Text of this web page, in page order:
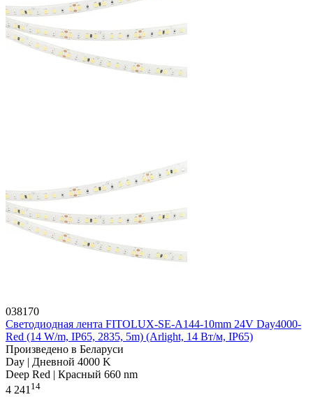
038170
Светодиодная лента FITOLUX-SE-A144-10mm 24V Day4000-
Red (14 W/m, IP65, 2835, 5m) (Arlight, 14 Вт/м, IP65)
Произведено в Беларуси
Day | Дневной 4000 K
Deep Red | Красный 660 nm
4 24114